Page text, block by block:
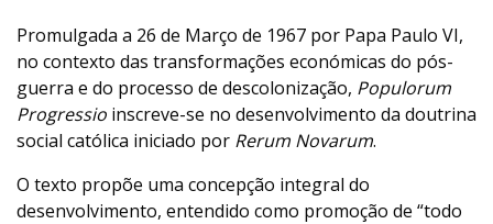
Promulgada a 26 de Março de 1967 por Papa Paulo VI,
no contexto das transformações económicas do pós-
guerra e do processo de descolonização, Populorum
Progressio inscreve-se no desenvolvimento da doutrina
social católica iniciado por Rerum Novarum.
O texto propõe uma concepção integral do
desenvolvimento, entendido como promoção de “todo